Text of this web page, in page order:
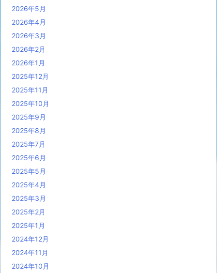
2026年5月
2026年4月
2026年3月
2026年2月
2026年1月
2025年12月
2025年11月
2025年10月
2025年9月
2025年8月
2025年7月
2025年6月
2025年5月
2025年4月
2025年3月
2025年2月
2025年1月
2024年12月
2024年11月
2024年10月